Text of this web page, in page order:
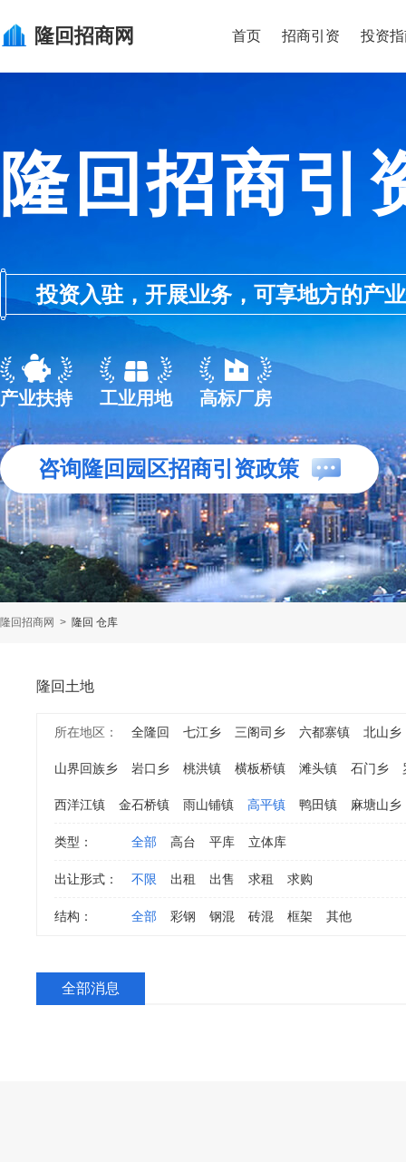
隆回招商网 首页 招商引资 投资
隆回招商引
投资入驻，开展业务，可享地方的产
产业扶持 工业用地 高标厂房
咨询隆回园区招商引资政策
隆回招商网 > 隆回 仓库
隆回土地
所在地区： 全隆回 七江乡 三阁司乡 六都寨镇 北山乡
山界回族乡 岩口乡 桃洪镇 横板桥镇 滩头镇 石门乡
西洋江镇 金石桥镇 雨山铺镇 高平镇 鸭田镇 麻塘山乡
类型： 全部 高台 平库 立体库
出让形式： 不限 出租 出售 求租 求购
结构： 全部 彩钢 钢混 砖混 框架 其他
全部消息